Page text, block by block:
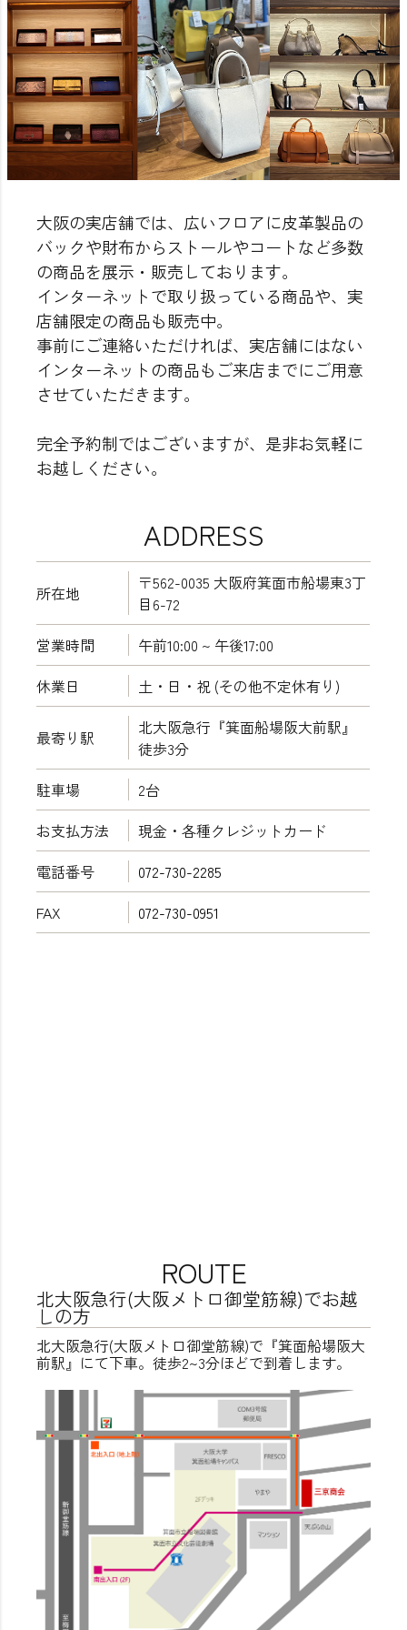
大阪の実店舗では、広いフロアに皮革製品の
バックや財布からストールやコートなど多数
の商品を展示・販売しております。
インターネットで取り扱っている商品や、実
店舗限定の商品も販売中。
事前にご連絡いただければ、実店舗にはない
インターネットの商品もご来店までにご用意
させていただきます。
完全予約制ではございますが、是非お気軽に
お越しください。
ADDRESS
所在地
〒562-0035 大阪府箕面市船場東3丁
目6-72
営業時間
午前10:00 ~ 午後17:00
休業日
土・日・祝 (その他不定休有り)
最寄り駅
北大阪急行『箕面船場阪大前駅』
徒歩3分
駐車場
2台
お支払方法
現金・各種クレジットカード
電話番号
072-730-2285
FAX
072-730-0951
ROUTE
北大阪急行(大阪メトロ御堂筋線)でお越
しの方
北大阪急行(大阪メトロ御堂筋線)で『箕面船場阪大
前駅』にて下車。徒歩2~3分ほどで到着します。